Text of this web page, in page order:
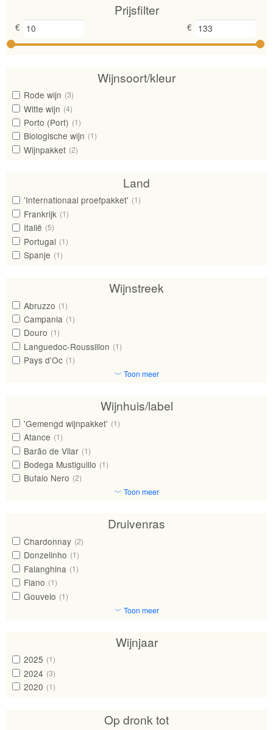
Prijsfilter
€ €
Wijnsoort/kleur
Rode wijn (3)
Witte wijn (4)
Porto (Port) (1)
Biologische wijn (1)
Wijnpakket (2)
Land
'Internationaal proefpakket' (1)
Frankrijk (1)
Italië (5)
Portugal (1)
Spanje (1)
Wijnstreek
Abruzzo (1)
Campania (1)
Douro (1)
Languedoc-Roussillon (1)
Pays d'Oc (1)
﹀ Toon meer
Wijnhuis/label
'Gemengd wijnpakket' (1)
Atance (1)
Barão de Vilar (1)
Bodega Mustiguillo (1)
Bufalo Nero (2)
﹀ Toon meer
Druivenras
Chardonnay (2)
Donzelinho (1)
Falanghina (1)
Fiano (1)
Gouveio (1)
﹀ Toon meer
Wijnjaar
2025 (1)
2024 (3)
2020 (1)
Op dronk tot